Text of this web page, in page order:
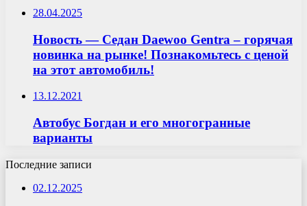
28.04.2025
Новость — Седан Daewoo Gentra – горячая
новинка на рынке! Познакомьтесь с ценой
на этот автомобиль!
13.12.2021
Автобус Богдан и его многогранные
варианты
Последние записи
02.12.2025